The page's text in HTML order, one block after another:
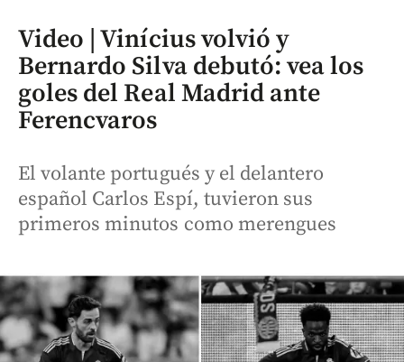
Video | Vinícius volvió y
Bernardo Silva debutó: vea los
goles del Real Madrid ante
Ferencvaros
El volante portugués y el delantero
español Carlos Espí, tuvieron sus
primeros minutos como merengues